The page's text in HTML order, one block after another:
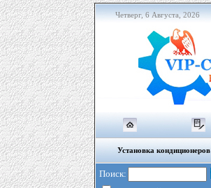
Четверг, 6 Августа, 2026
Установка кондиционеров
Поиск: